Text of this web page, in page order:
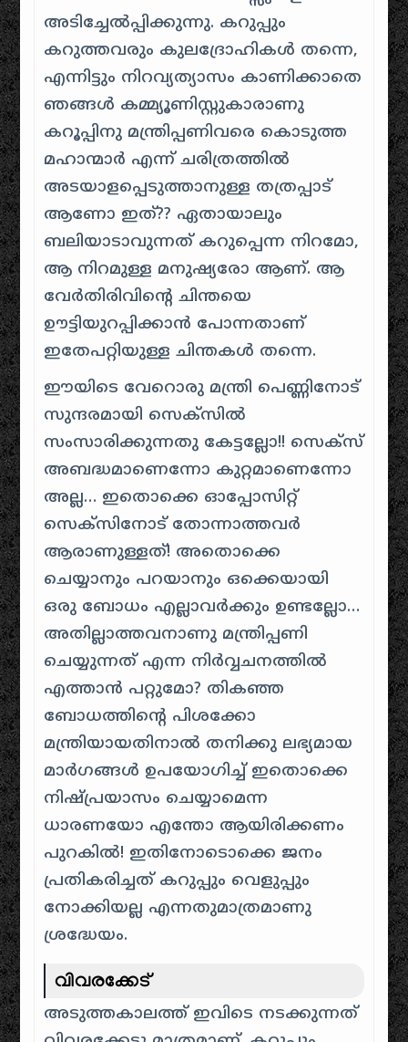
അടിച്ചേൽപ്പിക്കുന്നു. കറുപ്പും
കറുത്തവരും കുലദ്രോഹികൾ തന്നെ,
എന്നിട്ടും നിറവ്യത്യാസം കാണിക്കാതെ
ഞങ്ങൾ കമ്മ്യൂണിസ്റ്റുകാരാണു
കറൂപ്പിനു മന്ത്രിപ്പണിവരെ കൊടുത്ത
മഹാന്മാർ എന്ന് ചരിത്രത്തിൽ
അടയാളപ്പെടുത്താനുള്ള തത്രപ്പാട്
ആണോ ഇത്?? ഏതായാലും
ബലിയാടാവുന്നത് കറുപ്പെന്ന നിറമോ,
ആ നിറമുള്ള മനുഷ്യരോ ആണ്. ആ
വേർതിരിവിന്റെ ചിന്തയെ
ഊട്ടിയുറപ്പിക്കാൻ പോന്നതാണ്
ഇതേപറ്റിയുള്ള ചിന്തകൾ തന്നെ.
ഈയിടെ വേറൊരു മന്ത്രി പെണ്ണിനോട്
സുന്ദരമായി സെക്സിൽ
സംസാരിക്കുന്നതു കേട്ടല്ലോ!! സെക്സ്
അബദ്ധമാണെന്നോ കുറ്റമാണെന്നോ
അല്ല… ഇതൊക്കെ ഓപ്പോസിറ്റ്
സെക്സിനോട് തോന്നാത്തവർ
ആരാണുള്ളത്! അതൊക്കെ
ചെയ്യാനും പറയാനും ഒക്കെയായി
ഒരു ബോധം എല്ലാവർക്കും ഉണ്ടല്ലോ…
അതില്ലാത്തവനാണു മന്ത്രിപ്പണി
ചെയ്യുന്നത് എന്ന നിർവ്വചനത്തിൽ
എത്താൻ പറ്റുമോ? തികഞ്ഞ
ബോധത്തിന്റെ പിശക്കോ
മന്ത്രിയായതിനാൽ തനിക്കു ലഭ്യമായ
മാർഗങ്ങൾ ഉപയോഗിച്ച് ഇതൊക്കെ
നിഷ്പ്രയാസം ചെയ്യാമെന്ന
ധാരണയോ എന്തോ ആയിരിക്കണം
പുറകിൽ! ഇതിനോടൊക്കെ ജനം
പ്രതികരിച്ചത് കറുപ്പും വെളുപ്പും
നോക്കിയല്ല എന്നതുമാത്രമാണു
ശ്രദ്ധേയം.
വിവരക്കേട്
അടുത്തകാലത്ത് ഇവിടെ നടക്കുന്നത്